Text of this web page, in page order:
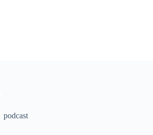
podcast